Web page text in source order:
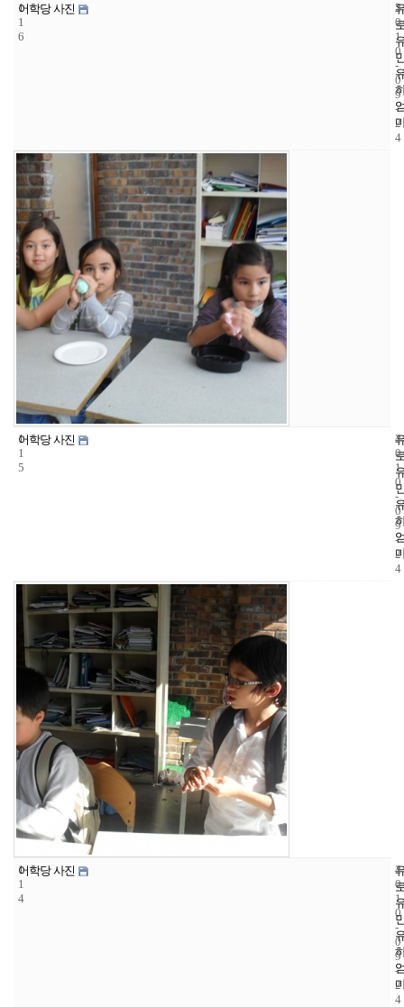
1
1
6
어학당 사진 5
2
0
1
0
-
0
9
-
2
4
1
1
5
어학당 사진 4
2
0
1
0
-
0
9
-
2
4
1
1
4
어학당 사진 4
2
0
1
0
-
0
9
-
2
4